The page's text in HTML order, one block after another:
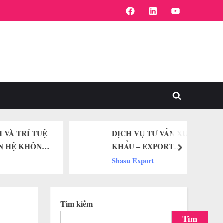
FaceBookLinkedinYoutube
Toggle
TRÍ TUỆ
KHÔNG
DỊCH VỤ TƯ VẤN XUẤT
KHẨU – EXPORT
CONSULTANT
Shasu Export
next
Tìm kiếm
Tìm